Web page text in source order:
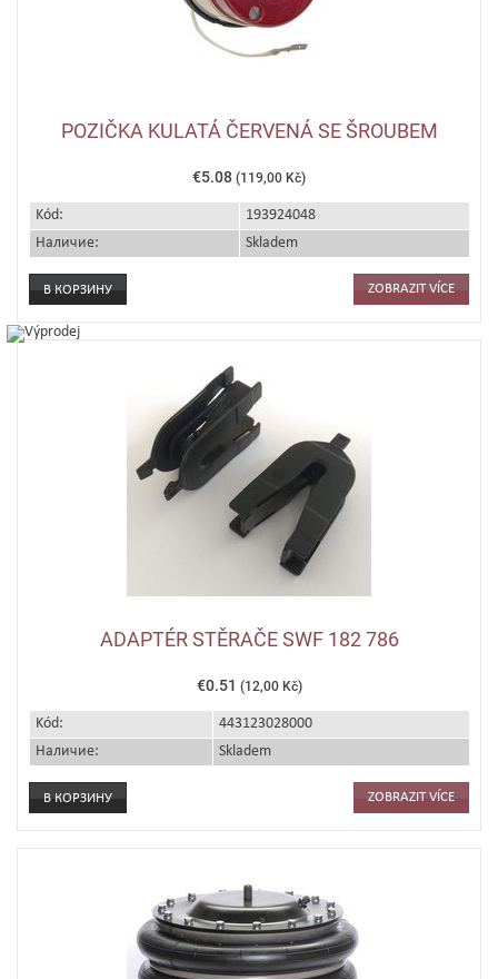
POZIČKA KULATÁ ČERVENÁ SE ŠROUBEM
€5.08 (119,00 Kč)
Kód:
193924048
Наличие:
Skladem
ZOBRAZIT VÍCE
ADAPTÉR STĚRAČE SWF 182 786
€0.51 (12,00 Kč)
Kód:
443123028000
Наличие:
Skladem
ZOBRAZIT VÍCE